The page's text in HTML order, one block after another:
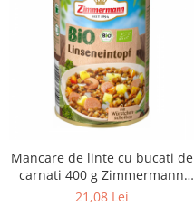
Mancare de linte cu bucati de
carnati 400 g Zimmermann
Bio
21,08 Lei